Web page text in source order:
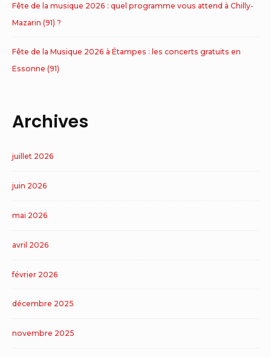
Fête de la musique 2026 : quel programme vous attend à Chilly-
Mazarin (91) ?
Fête de la Musique 2026 à Étampes : les concerts gratuits en
Essonne (91)
Archives
juillet 2026
juin 2026
mai 2026
avril 2026
février 2026
décembre 2025
novembre 2025